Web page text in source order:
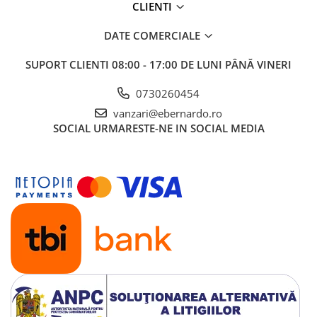
Mandrină cu 4 fălci din fontă
Mandrină cu 4 fălci din otel
Standuri pentru strunguri
Instrumente de prindere
Dispozitive de prindere pentru
Menghine
Mese rotative / mese inclinabile /
Etape XY
Papusa mobila / con de centrare
Instrumente de masurare
Afisaj digital
Bloc ecartament, masurare și
testare
CLIENTI
DATE COMERCIALE
SUPORT CLIENTI 08:00 - 17:00 DE LUNI PÂNĂ VINERI
0730260454
vanzari@ebernardo.ro
SOCIAL URMARESTE-NE IN SOCIAL MEDIA